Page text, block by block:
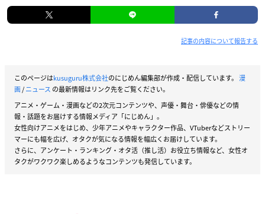
記事の内容について報告する
このページはkusuguru株式会社のにじめん編集部が作成・配信しています。 漫
画/ニュース の最新情報はリンク先をご覧ください。
アニメ・ゲーム・漫画などの2次元コンテンツや、声優・舞台・俳優などの情
報・話題をお届けする情報メディア「にじめん」。
女性向けアニメをはじめ、少年アニメやキャラクター作品、VTuberなどストリー
マーにも幅を広げ、オタクが気になる情報を幅広くお届けしています。
さらに、アンケート・ランキング・オタ活（推し活）お役立ち情報など、女性オ
タクがワクワク楽しめるようなコンテンツも発信しています。